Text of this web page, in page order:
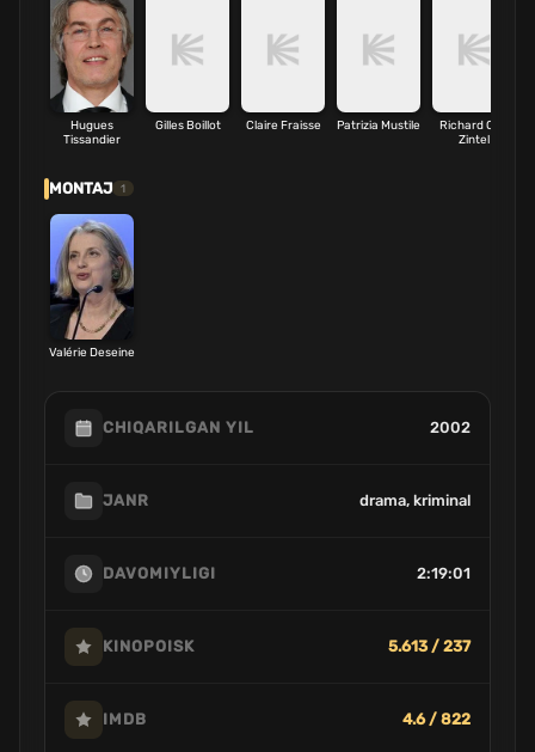
Hugues
Tissandier
Gilles Boillot Claire Fraisse Patrizia Mustile
Richard Olaf
Zintel
MONTAJ 1
Valérie Deseine
CHIQARILGAN YIL 2002
JANR drama, kriminal
DAVOMIYLIGI 2:19:01
KINOPOISK 5.613 / 237
IMDB 4.6 / 822